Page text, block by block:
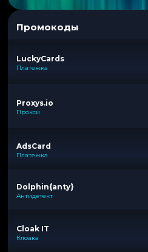
Промокоды
LuckyCards
Платежка
Proxys.io
Прокси
AdsCard
Платежка
Dolphin{anty}
Антидетект
Cloak IT
Клоака